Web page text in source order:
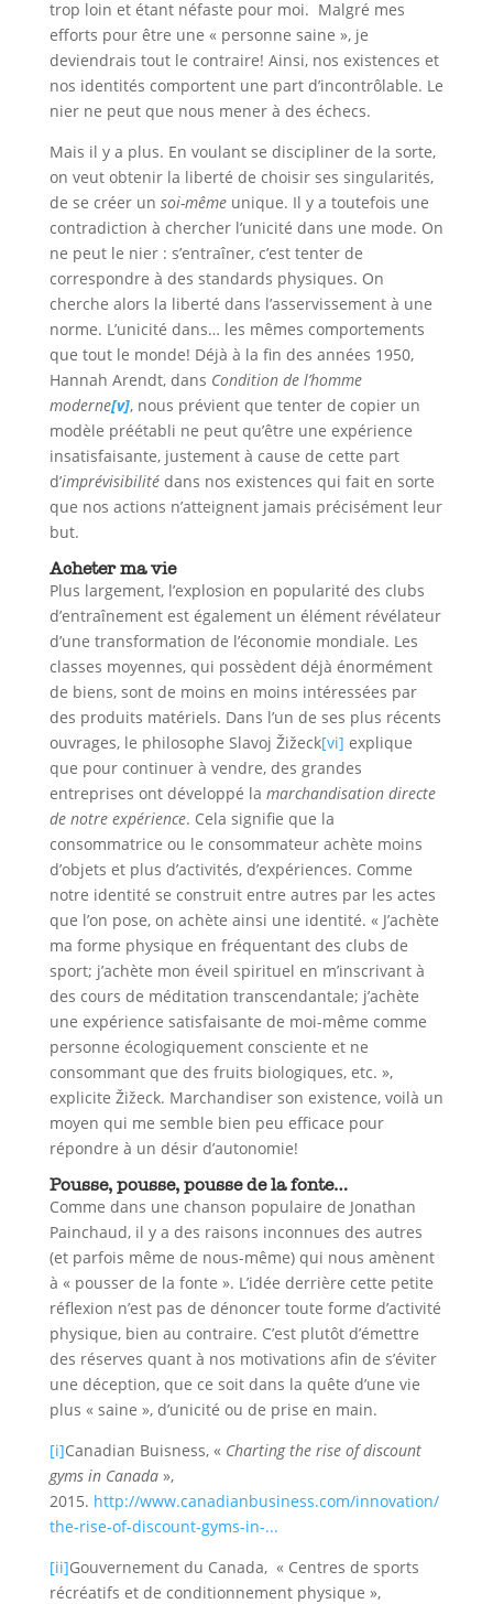
trop loin et étant néfaste pour moi. Malgré mes
efforts pour être une « personne saine », je
deviendrais tout le contraire! Ainsi, nos existences et
nos identités comportent une part d’incontrôlable. Le
nier ne peut que nous mener à des échecs.
Mais il y a plus. En voulant se discipliner de la sorte,
on veut obtenir la liberté de choisir ses singularités,
de se créer un soi-mêmeunique. Il y a toutefois une
contradiction à chercher l’unicité dans une mode. On
ne peut le nier : s’entraîner, c’est tenter de
correspondre à des standards physiques. On
cherche alors la liberté dans l’asservissement à une
norme. L’unicité dans… les mêmes comportements
que tout le monde! Déjà à la fin des années 1950,
Hannah Arendt, dans Condition de l’homme
moderne[v], nous prévient que tenter de copier un
modèle préétabli ne peut qu’être une expérience
insatisfaisante, justement à cause de cette part
d’imprévisibilitédans nos existences qui fait en sorte
que nos actions n’atteignent jamais précisément leur
but.
Acheter ma vie
Plus largement, l’explosion en popularité des clubs
d’entraînement est également un élément révélateur
d’une transformation de l’économie mondiale. Les
classes moyennes, qui possèdent déjà énormément
de biens, sont de moins en moins intéressées par
des produits matériels. Dans l’un de ses plus récents
ouvrages, le philosophe Slavoj Žižeck[vi] explique
que pour continuer à vendre, des grandes
entreprises ont développé la marchandisation directe
de notre expérience. Cela signifie que la
consommatrice ou le consommateur achète moins
d’objets et plus d’activités, d’expériences. Comme
notre identité se construit entre autres par les actes
que l’on pose, on achète ainsi une identité. « J’achète
ma forme physique en fréquentant des clubs de
sport; j’achète mon éveil spirituel en m’inscrivant à
des cours de méditation transcendantale; j’achète
une expérience satisfaisante de moi-même comme
personne écologiquement consciente et ne
consommant que des fruits biologiques, etc. »,
explicite Žižeck. Marchandiser son existence, voilà un
moyen qui me semble bien peu efficace pour
répondre à un désir d’autonomie!
Pousse, pousse, pousse de la fonte…
Comme dans une chanson populaire de Jonathan
Painchaud, il y a des raisons inconnues des autres
(et parfois même de nous-même) qui nous amènent
à « pousser de la fonte ». L’idée derrière cette petite
réflexion n’est pas de dénoncer toute forme d’activité
physique, bien au contraire. C’est plutôt d’émettre
des réserves quant à nos motivations afin de s’éviter
une déception, que ce soit dans la quête d’une vie
plus « saine », d’unicité ou de prise en main.
[i]Canadian Buisness, « Charting the rise of discount
gyms in Canada»,
2015. http://www.canadianbusiness.com/innovation/
the-rise-of-discount-gyms-in-...
[ii]Gouvernement du Canada, « Centres de sports
récréatifs et de conditionnement physique »,